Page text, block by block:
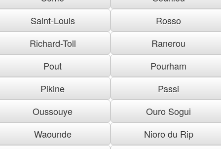
Saint-Louis
Rosso
Richard-Toll
Ranerou
Pout
Pourham
Pikine
Passi
Oussouye
Ouro Sogui
Waounde
Nioro du Rip